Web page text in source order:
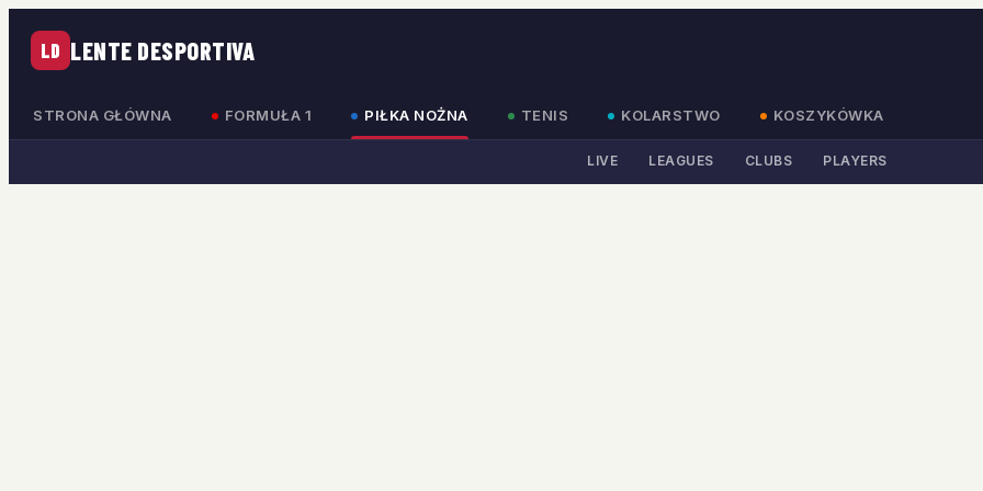
LD LENTE DESPORTIVA
STRONA GŁÓWNA FORMUŁA 1 PIŁKA NOŻNA TENIS KOLARSTWO KOSZYKÓWKA
LIVE LEAGUES CLUBS PLAYERS